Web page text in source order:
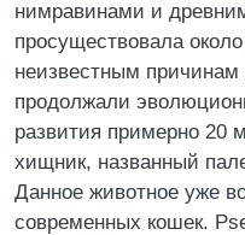
нимравинами и
просуществовала
неизвестным
продолжали
развития примерно 20
хищник, названный
Данное животное уже
современных кошек.